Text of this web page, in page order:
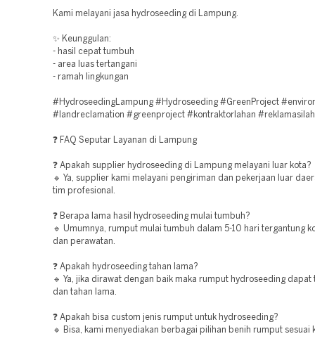
Kami melayani jasa hydroseeding di Lampung.
✨ Keunggulan:
- hasil cepat tumbuh
- area luas tertangani
- ramah lingkungan
#HydroseedingLampung #Hydroseeding #GreenProject
#landreclamation #greenproject #kontraktorlahan
❓ FAQ Seputar Layanan di Lampung
❓ Apakah supplier hydroseeding di Lampung melayani luar kota?
🔹 Ya, supplier kami melayani pengiriman dan pekerjaan luar
tim profesional.
❓ Berapa lama hasil hydroseeding mulai tumbuh?
🔹 Umumnya, rumput mulai tumbuh dalam 5-10 hari tergantung
dan perawatan.
❓ Apakah hydroseeding tahan lama?
🔹 Ya, jika dirawat dengan baik maka rumput hydroseeding dapat
dan tahan lama.
❓ Apakah bisa custom jenis rumput untuk hydroseeding?
🔹 Bisa, kami menyediakan berbagai pilihan benih rumput sesuai